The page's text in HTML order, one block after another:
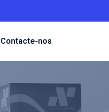
Contacte-nos